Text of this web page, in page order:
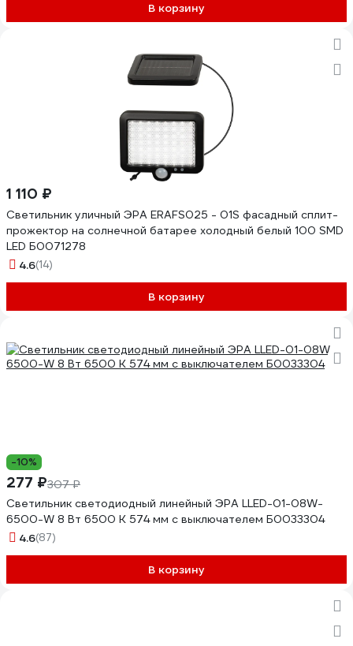
В корзину
1 110 ₽
Светильник уличный ЭРА ERAFS025 - 01S фасадный сплит-
прожектор на солнечной батарее холодный белый 100 SMD
LED Б0071278
4.6(14)
В корзину
-10%
277 ₽307 ₽
Светильник светодиодный линейный ЭРА LLED-01-08W-
6500-W 8 Вт 6500 К 574 мм с выключателем Б0033304
4.6(87)
В корзину